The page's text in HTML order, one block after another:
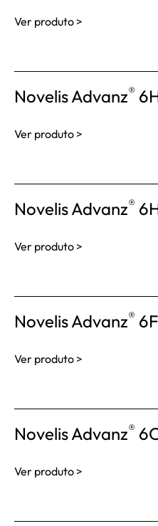
Ver produto >
Novelis Advanz®
Ver produto >
Novelis Advanz®
Ver produto >
Novelis Advanz®
Ver produto >
Novelis Advanz®
Ver produto >